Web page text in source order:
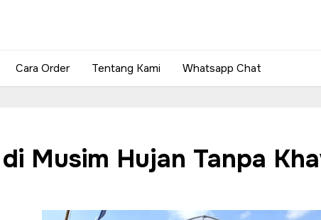
Cara Order Tentang Kami Whatsapp Chat
Musim Hujan Tanpa